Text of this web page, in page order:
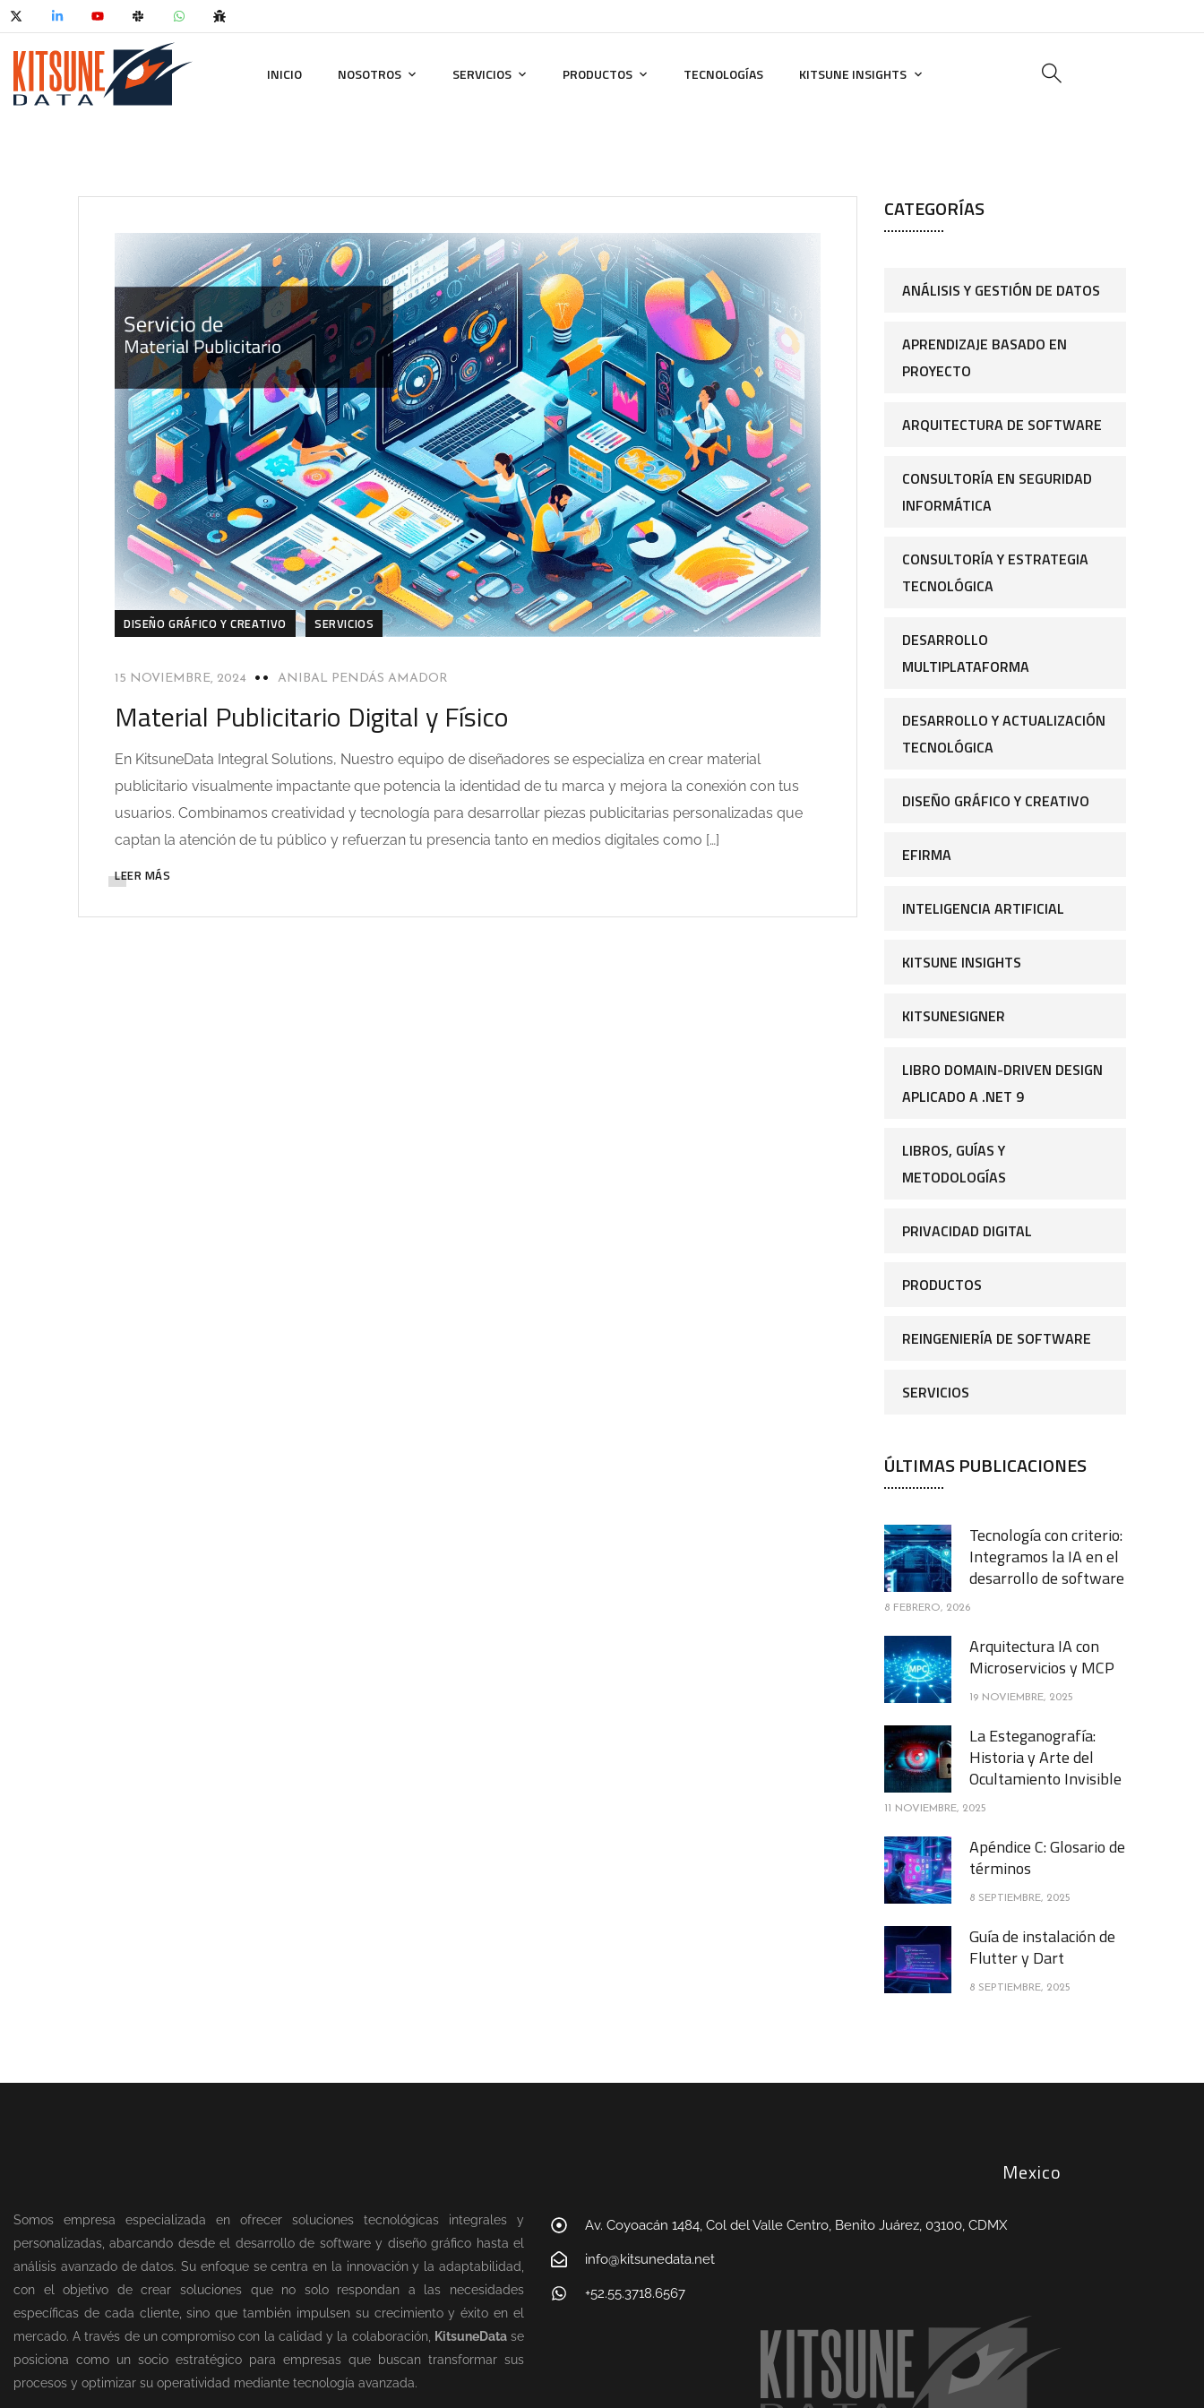
INICIO NOSOTROS SERVICIOS PRODUCTOS TECNOLOGÍAS KITSUNE INSIGHTS
DISEÑO GRÁFICO Y CREATIVO SERVICIOS
15 NOVIEMBRE, 2024 ANIBAL PENDÁS AMADOR
Material Publicitario Digital y Físico
En KitsuneData Integral Solutions, Nuestro equipo de diseñadores se especializa en crear material
publicitario visualmente impactante que potencia la identidad de tu marca y mejora la conexión con tus
usuarios. Combinamos creatividad y tecnología para desarrollar piezas publicitarias personalizadas que
captan la atención de tu público y refuerzan tu presencia tanto en medios digitales como […]
LEER MÁS
CATEGORÍAS
ANÁLISIS Y GESTIÓN DE DATOS
APRENDIZAJE BASADO EN
PROYECTO
ARQUITECTURA DE SOFTWARE
CONSULTORÍA EN SEGURIDAD
INFORMÁTICA
CONSULTORÍA Y ESTRATEGIA
TECNOLÓGICA
DESARROLLO
MULTIPLATAFORMA
DESARROLLO Y ACTUALIZACIÓN
TECNOLÓGICA
DISEÑO GRÁFICO Y CREATIVO
EFIRMA
INTELIGENCIA ARTIFICIAL
KITSUNE INSIGHTS
KITSUNESIGNER
LIBRO DOMAIN-DRIVEN DESIGN
APLICADO A .NET 9
LIBROS, GUÍAS Y
METODOLOGÍAS
PRIVACIDAD DIGITAL
PRODUCTOS
REINGENIERÍA DE SOFTWARE
SERVICIOS
ÚLTIMAS PUBLICACIONES
Tecnología con criterio:
Integramos la IA en el
desarrollo de software
8 FEBRERO, 2026
Arquitectura IA con
Microservicios y MCP
19 NOVIEMBRE, 2025
La Esteganografía:
Historia y Arte del
Ocultamiento Invisible
11 NOVIEMBRE, 2025
Apéndice C: Glosario de
términos
8 SEPTIEMBRE, 2025
Guía de instalación de
Flutter y Dart
8 SEPTIEMBRE, 2025
Somos empresa especializada en ofrecer soluciones tecnológicas integrales y
personalizadas, abarcando desde el desarrollo de software y diseño gráfico hasta el
análisis avanzado de datos. Su enfoque se centra en la innovación y la adaptabilidad,
con el objetivo de crear soluciones que no solo respondan a las necesidades
específicas de cada cliente, sino que también impulsen su crecimiento y éxito en el
mercado. A través de un compromiso con la calidad y la colaboración, KitsuneDatase
posiciona como un socio estratégico para empresas que buscan transformar sus
procesos y optimizar su operatividad mediante tecnología avanzada.
Mexico
Av. Coyoacán 1484, Col del Valle Centro, Benito Juárez, 03100, CDMX
info@kitsunedata.net
+52.55.3718.6567